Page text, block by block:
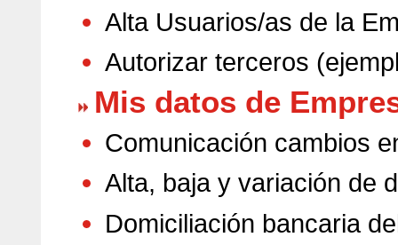
Alta Usuarios/as de la
Autorizar terceros
Mis datos de
Comunicación cambios
Alta, baja y variación de
Domiciliación bancaria